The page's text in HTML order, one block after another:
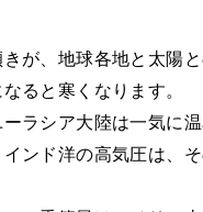
が、地球各地と太陽
ると寒くなります。
ラシア大陸は一気に
ンド洋の高気圧は、